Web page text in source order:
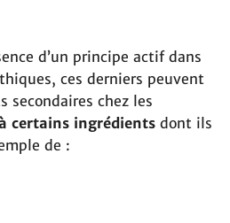
d’un principe actif dans
ces derniers peuvent
secondaires chez les
certains ingrédients dont ils
de :